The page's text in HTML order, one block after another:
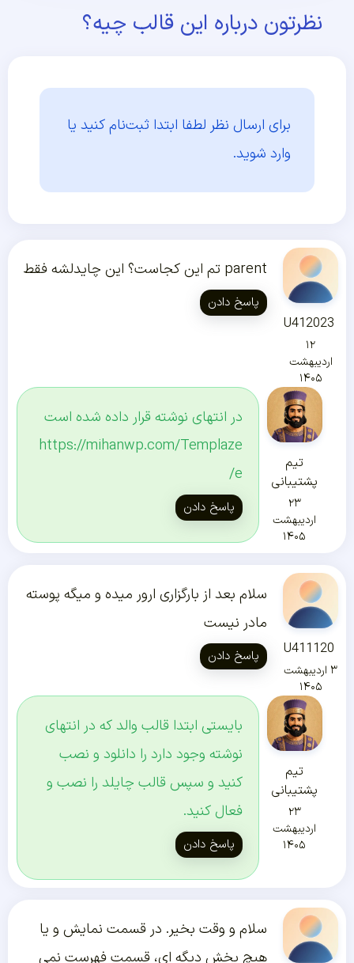
نظرتون درباره این قالب چیه؟
برای ارسال نظر لطفا ابتدا ثبت‌نام کنید یا
وارد شوید.
U412023
۱۲
اردیبهشت
۱۴۰۵
parent تم این کجاست؟ این چایدلشه فقط
پاسخ دادن
تیم
پشتیبانی
۲۳
اردیبهشت
۱۴۰۵
در انتهای نوشته قرار داده شده است
https://mihanwp.com/Templaze
e/
پاسخ دادن
U411120
۳ اردیبهشت
۱۴۰۵
سلام بعد از بارگزاری ارور میده و میگه پوسته
مادر نیست
پاسخ دادن
تیم
پشتیبانی
۲۳
اردیبهشت
۱۴۰۵
بایستی ابتدا قالب والد که در انتهای
نوشته وجود دارد را دانلود و نصب
کنید و سپس قالب چایلد را نصب و
فعال کنید.
پاسخ دادن
سلام و وقت بخیر. در قسمت نمایش و یا
هیچ بخش دیگه ای، قسمت فهرست نمی